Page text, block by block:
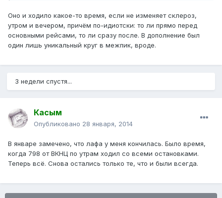
Оно и ходило какое-то время, если не изменяет склероз,
утром и вечером, причём по-идиотски: то ли прямо перед
основными рейсами, то ли сразу после. В дополнение был
один лишь уникальный круг в межпик, вроде.
3 недели спустя...
Касым
Опубликовано 28 января, 2014
В январе замечено, что лафа у меня кончилась. Было время,
когда 798 от ВКНЦ по утрам ходил со всеми остановками.
Теперь всё. Снова остались только те, что и были всегда.